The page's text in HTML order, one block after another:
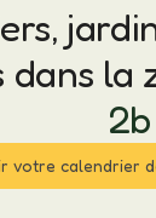
dans la
2b
votre calendrier